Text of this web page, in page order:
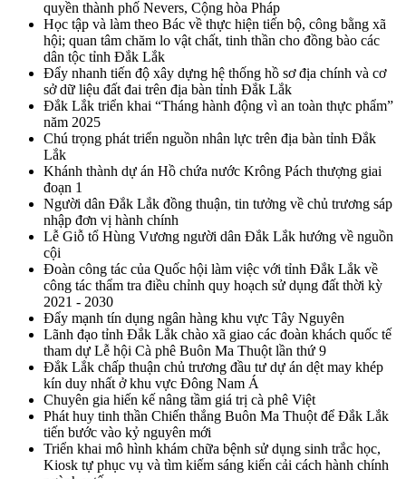
quyền thành phố Nevers, Cộng hòa Pháp
Học tập và làm theo Bác về thực hiện tiến bộ, công bằng xã
hội; quan tâm chăm lo vật chất, tinh thần cho đồng bào các
dân tộc tỉnh Đắk Lắk
Đẩy nhanh tiến độ xây dựng hệ thống hồ sơ địa chính và cơ
sở dữ liệu đất đai trên địa bàn tỉnh Đắk Lắk
Đắk Lắk triển khai “Tháng hành động vì an toàn thực phẩm”
năm 2025
Chú trọng phát triển nguồn nhân lực trên địa bàn tỉnh Đắk
Lắk
Khánh thành dự án Hồ chứa nước Krông Pách thượng giai
đoạn 1
Người dân Đắk Lắk đồng thuận, tin tưởng về chủ trương sáp
nhập đơn vị hành chính
Lễ Giỗ tổ Hùng Vương người dân Đắk Lắk hướng về nguồn
cội
Đoàn công tác của Quốc hội làm việc với tỉnh Đắk Lắk về
công tác thẩm tra điều chỉnh quy hoạch sử dụng đất thời kỳ
2021 - 2030
Đẩy mạnh tín dụng ngân hàng khu vực Tây Nguyên
Lãnh đạo tỉnh Đắk Lắk chào xã giao các đoàn khách quốc tế
tham dự Lễ hội Cà phê Buôn Ma Thuột lần thứ 9
Đắk Lắk chấp thuận chủ trương đầu tư dự án dệt may khép
kín duy nhất ở khu vực Đông Nam Á
Chuyên gia hiến kế nâng tầm giá trị cà phê Việt
Phát huy tinh thần Chiến thắng Buôn Ma Thuột để Đắk Lắk
tiến bước vào kỷ nguyên mới
Triển khai mô hình khám chữa bệnh sử dụng sinh trắc học,
Kiosk tự phục vụ và tìm kiếm sáng kiến cải cách hành chính